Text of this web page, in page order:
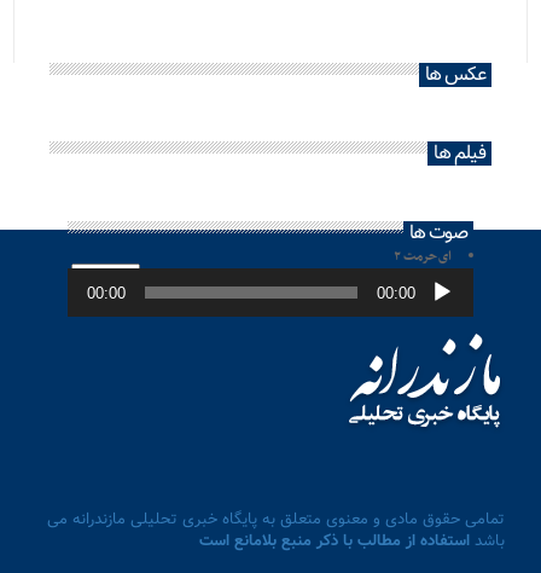
عکس ها
فیلم ها
صوت ها
ای حرمت ۲
پخش‌کننده
صوت 00:00
00:00
تمامی حقوق مادی و معنوی متعلق به پایگاه خبری تحلیلی مازندرانه می
باشداستفاده از مطالب با ذکر منبع بلامانع است